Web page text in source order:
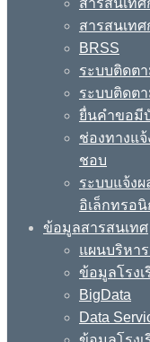
สารสนเทศ
สารสนเทศ
BRSS
ระบบติดต
ระบบติดต
ยื่นคำขอมี
ช่องทางแจ้
ชอบ
ระบบแจ้งผ
อิเล็กทรอ
ข้อมูลสารสนเทศ
แผนบริหา
ข้อมูลโรง
BigData
Data